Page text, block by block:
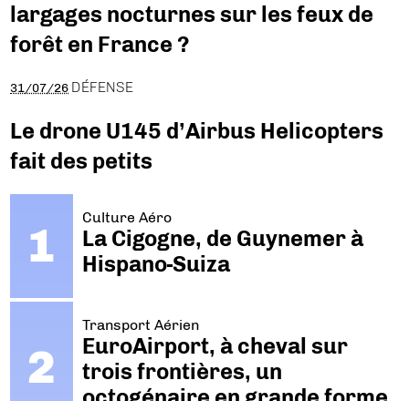
largages nocturnes sur les feux de
forêt en France ?
31/07/26 DÉFENSE
Le drone U145 d’Airbus Helicopters
fait des petits
Culture Aéro
La Cigogne, de Guynemer à
Hispano-Suiza
Transport Aérien
EuroAirport, à cheval sur
trois frontières, un